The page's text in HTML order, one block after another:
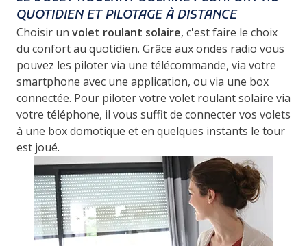
QUOTIDIEN ET PILOTAGE À DISTANCE
Choisir un volet roulant solaire, c'est faire le choix
du confort au quotidien. Grâce aux ondes radio vous
pouvez les piloter via une télécommande, via votre
smartphone avec une application, ou via une box
connectée. Pour piloter votre volet roulant solaire via
votre téléphone, il vous suffit de connecter vos volets
à une box domotique et en quelques instants le tour
est joué.